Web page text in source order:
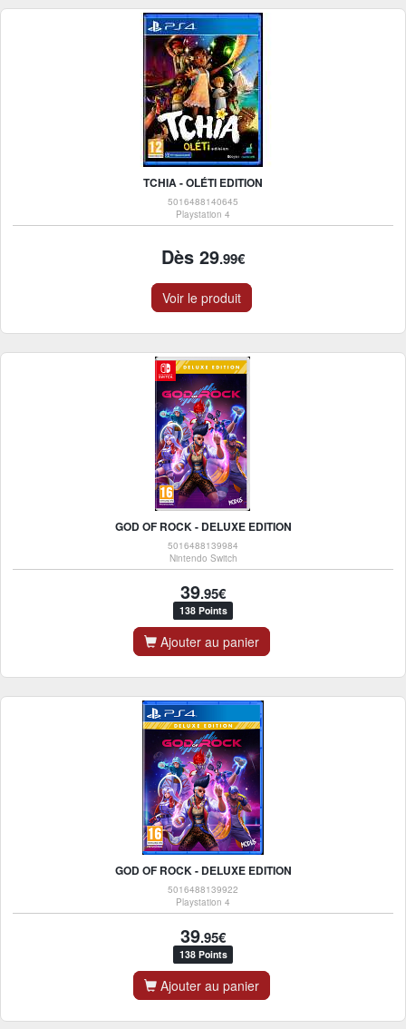
TCHIA - OLÉTI EDITION
5016488140645
Playstation 4
Dès 29.99€
Voir le produit
GOD OF ROCK - DELUXE EDITION
5016488139984
Nintendo Switch
39.95€
138 Points
Ajouter au panier
GOD OF ROCK - DELUXE EDITION
5016488139922
Playstation 4
39.95€
138 Points
Ajouter au panier